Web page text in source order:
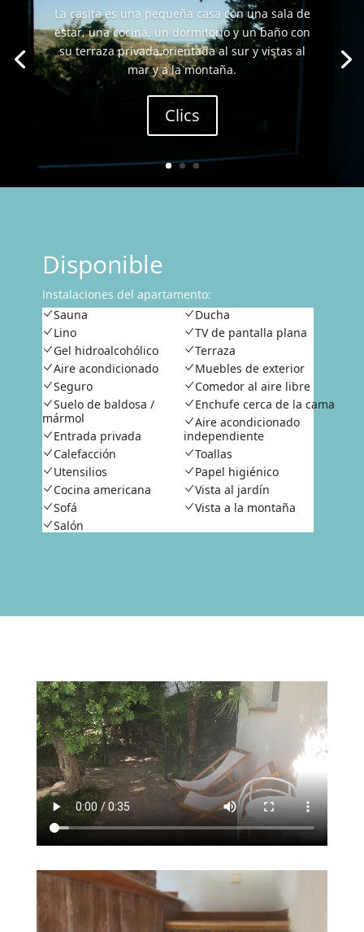
La casita es una pequeña casa con una sala de
estar, una cocina, un dormitorio y un baño con
su terraza privada orientada al sur y vistas al
mar y a la montaña.
Clics
Disponible
Instalaciones del apartamento:
Sauna
Lino
Gel hidroalcohólico
Aire acondicionado
Seguro
Suelo de baldosa /
mármol
Entrada privada
Calefacción
Utensilios
Cocina americana
Sofá
Salón
Ducha
TV de pantalla plana
Terraza
Muebles de exterior
Comedor al aire libre
Enchufe cerca de la cama
Aire acondicionado
independiente
Toallas
Papel higiénico
Vista al jardín
Vista a la montaña